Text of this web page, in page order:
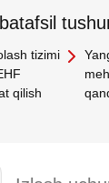
tizimi
qilish